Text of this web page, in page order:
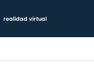
realidad virtual